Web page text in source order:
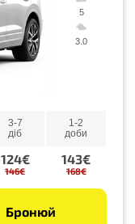
5
3.0
3-7
діб
1-2
доби
124€
146€
143€
168€
Бронюй